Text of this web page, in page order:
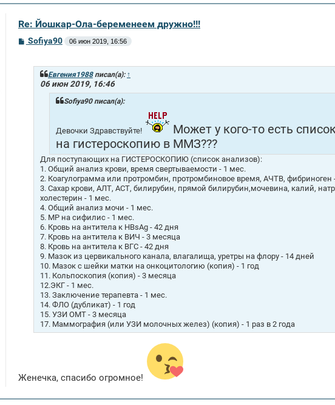
Re: Йошкар-Ола-беременеем дружно!!!
СSofiya90 06 июн 2019, 16:56
Евгения1988писал(а): ↑
06 июн 2019, 16:46
Sofiya90 писал(а):
Девочки Здравствуйте!
Может у кого-то есть
на гистероскопию в ММЗ???
Для поступающих на ГИСТЕРОСКОПИЮ (список анализов):
1. Общий анализ крови, время свертываемости - 1 мес.
2. Коагулограмма или протромбин, протромбиновое время, АЧТВ, фибриноген
3. Сахар крови, АЛТ, АСТ, билирубин, прямой билирубин,мочевина, калий,
холестерин - 1 мес.
4. Общий анализ мочи - 1 мес.
5. МР на сифилис - 1 мес.
6. Кровь на антитела к HBsAg - 42 дня
7. Кровь на антитела к ВИЧ - 3 месяца
8. Кровь на антитела к ВГС - 42 дня
9. Мазок из цервикального канала, влагалища, уретры на флору - 14 дней
10. Мазок с шейки матки на онкоцитологию (копия) - 1 год
11. Кольпоскопия (копия) - 3 месяца
12.ЭКГ - 1 мес.
13. Заключение терапевта - 1 мес.
14. ФЛО (дубликат) - 1 год
15. УЗИ ОМТ - 3 месяца
17. Маммография (или УЗИ молочных желез) (копия) - 1 раз в 2 года
Женечка, спасибо огромное!